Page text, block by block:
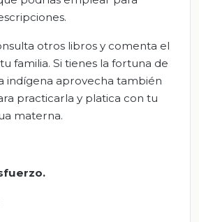
otros libros y comenta el
familia. Si tienes la fortuna de
indígena aprovecha también
practicarla y platica con tu
materna.